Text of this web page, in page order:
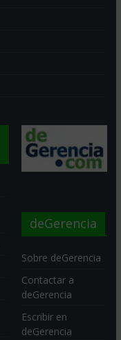
deGerencia
Sobre deGerencia
Contactar a
deGerencia
Escribir en
deGerencia